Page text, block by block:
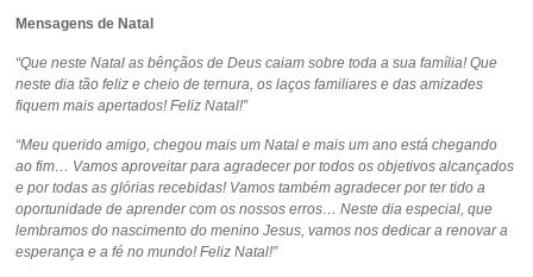
Mensagens de Natal
“Que neste Natal as bênçãos de Deus caiam sobre toda a sua família! Que
neste dia tão feliz e cheio de ternura, os laços familiares e das amizades
fiquem mais apertados! Feliz Natal!”
“Meu querido amigo, chegou mais um Natal e mais um ano está chegando
ao fim… Vamos aproveitar para agradecer por todos os objetivos alcançados
e por todas as glórias recebidas! Vamos também agradecer por ter tido a
oportunidade de aprender com os nossos erros… Neste dia especial, que
lembramos do nascimento do menino Jesus, vamos nos dedicar a renovar a
esperança e a fé no mundo! Feliz Natal!”